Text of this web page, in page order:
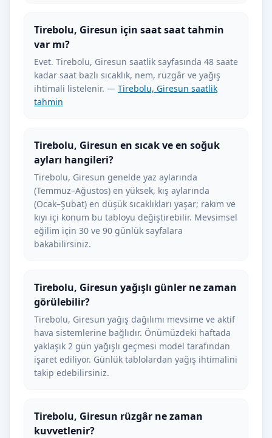
Tirebolu, Giresun için saat saat tahmin
var mı?
Evet. Tirebolu, Giresun saatlik sayfasında 48 saate
kadar saat bazlı sıcaklık, nem, rüzgâr ve yağış
ihtimali listelenir. — Tirebolu, Giresun saatlik
tahmin
Tirebolu, Giresun en sıcak ve en soğuk
ayları hangileri?
Tirebolu, Giresun genelde yaz aylarında
(Temmuz–Ağustos) en yüksek, kış aylarında
(Ocak–Şubat) en düşük sıcaklıkları yaşar; rakım ve
kıyı içi konum bu tabloyu değiştirebilir. Mevsimsel
eğilim için 30 ve 90 günlük sayfalara
bakabilirsiniz.
Tirebolu, Giresun yağışlı günler ne zaman
görülebilir?
Tirebolu, Giresun yağış dağılımı mevsime ve aktif
hava sistemlerine bağlıdır. Önümüzdeki haftada
yaklaşık 2 gün yağışlı geçmesi model tarafından
işaret ediliyor. Günlük tablolardan yağış ihtimalini
takip edebilirsiniz.
Tirebolu, Giresun rüzgâr ne zaman
kuvvetlenir?